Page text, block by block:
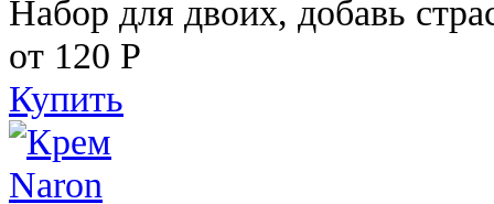
Набор для двоих, добавь
от 120 Р
Купить